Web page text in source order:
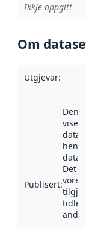
Ikkje oppgitt
Om
Utgjevar:
Publisert:
viser
henta
Det
vore
andre